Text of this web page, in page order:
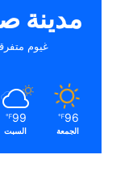
مدينة
غيوم
96
℉
الجمعة
99
℉
السبت